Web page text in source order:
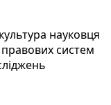
науковця
систем